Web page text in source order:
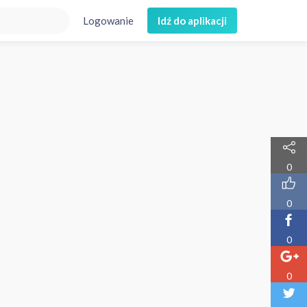
Logowanie Idź do aplikacji
0
0
0
0